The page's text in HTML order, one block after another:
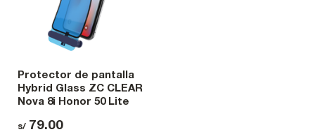
Protector de pantalla
Hybrid Glass ZC CLEAR
Nova 8i Honor 50 Lite
s/ 79.00